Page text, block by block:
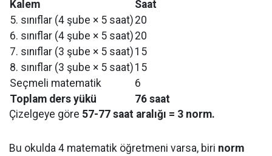
Kalem
Saat
5. sınıflar (4 şube × 5 saat) 20
6. sınıflar (4 şube × 5 saat) 20
7. sınıflar (3 şube × 5 saat) 15
8. sınıflar (3 şube × 5 saat) 15
Seçmeli matematik
6
Toplam ders yükü
76 saat
Çizelgeye göre 57-77 saat aralığı = 3 norm.
Bu okulda 4 matematik öğretmeni varsa, biri norm